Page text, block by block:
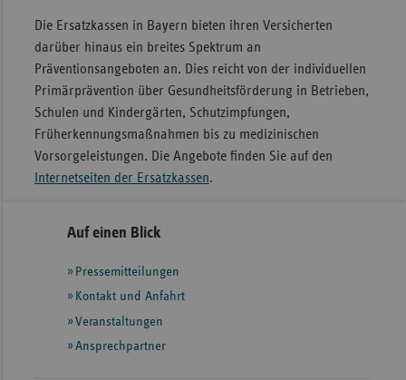
Die Ersatzkassen in Bayern bieten ihren Versicherten
darüber hinaus ein breites Spektrum an
Präventionsangeboten an. Dies reicht von der individuellen
Primärprävention über Gesundheitsförderung in Betrieben,
Schulen und Kindergärten, Schutzimpfungen,
Früherkennungsmaßnahmen bis zu medizinischen
Vorsorgeleistungen. Die Angebote finden Sie auf den
Internetseiten der Ersatzkassen.
Seitennavigation
Seitenleiste
weiteren
Informationen
Auf einen Blick
Pressemitteilungen
Kontakt und Anfahrt
Veranstaltungen
Ansprechpartner